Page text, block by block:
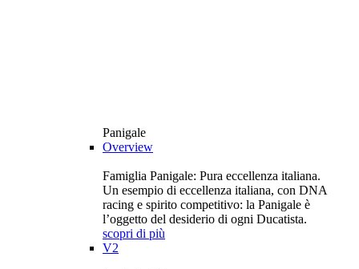
Panigale
Overview
Famiglia Panigale: Pura eccellenza italiana.
Un esempio di eccellenza italiana, con DNA
racing e spirito competitivo: la Panigale è
l’oggetto del desiderio di ogni Ducatista.
scopri di più
V2